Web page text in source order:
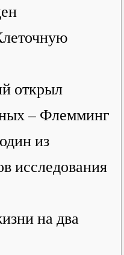
открыл
– Флемминг
из
исследования
на два